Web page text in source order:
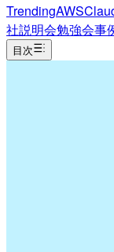
TrendingAWS
社説明会勉強会事
目次